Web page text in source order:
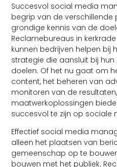
Succesvol social media
begrip van de verschillende
grondige kennis van de
Reclamebureaus in
kunnen bedrijven helpen bij
strategie die aansluit bij
doelen. Of het nu gaat om
content, het beheren van
monitoren van de
maatwerkoplossingen
succesvol te zijn op sociale
Effectief social media
alleen het plaatsen van
gemeenschap op te
bouwen met het publiek.